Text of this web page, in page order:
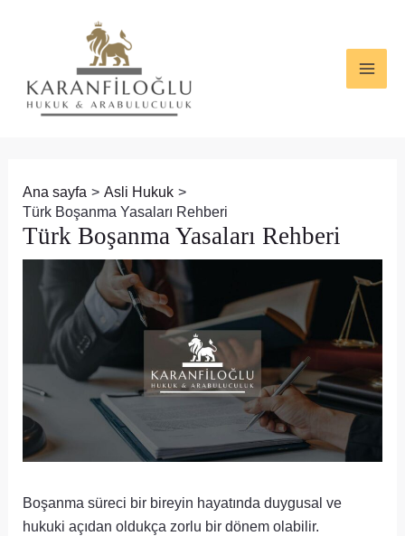
Ana sayfa
Asli Hukuk
Türk Boşanma Yasaları Rehberi
Türk Boşanma Yasaları Rehberi
Boşanma süreci bir bireyin hayatında duygusal ve
hukuki açıdan oldukça zorlu bir dönem olabilir.